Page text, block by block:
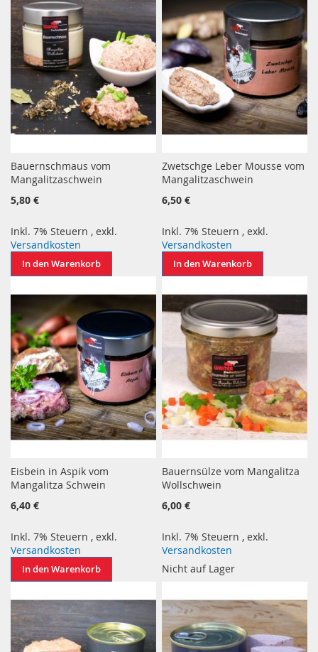
Bauernschmaus vom
Mangalitzaschwein
5,80 €
Inkl. 7% Steuern , exkl.
Versandkosten
In den Warenkorb
Zwetschge Leber Mousse vom
Mangalitzaschwein
6,50 €
Inkl. 7% Steuern ,exkl.
Versandkosten
In den Warenkorb
Eisbein in Aspik vom
Mangalitza Schwein
6,40 €
Inkl. 7% Steuern , exkl.
Versandkosten
In den Warenkorb
Bauernsülze vom Mangalitza
Wollschwein
6,00 €
Inkl. 7% Steuern ,exkl.
Versandkosten
Nicht auf Lager